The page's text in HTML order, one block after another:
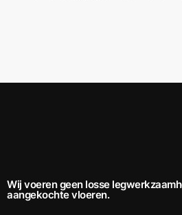
Wij voeren geen losse
aangekochte vloeren.